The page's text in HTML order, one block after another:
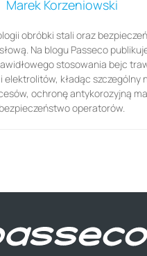
Marek Korzeniowski
obróbki stali oraz
Na blogu Passeco
stosowania bejc
elektrolitów, kładąc szczególny
ochronę antykorozyjną
bezpieczeństwo operatorów.